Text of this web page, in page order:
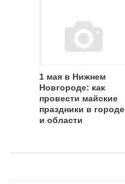
1 мая в Нижнем
Новгороде: как
провести майские
праздники в городе
и области